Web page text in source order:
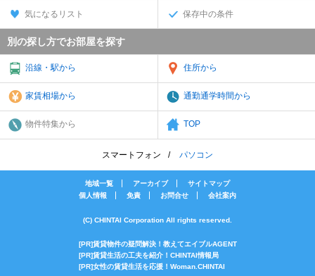
気になるリスト 保存中の条件
別の探し方でお部屋を探す
沿線・駅から 住所から
家賃相場から 通勤通学時間から
物件特集から TOP
スマートフォン パソコン
地域一覧 アーカイブ
サイトマップ
個人情報
免責 お問合せ 会社案内
(C) CHINTAI Corporation All rights reserved.
[PR]賃貸物件の疑問解決！教えてエイブルAGENT
[PR]賃貸生活の工夫を紹介！CHINTAI情報局
[PR]女性の賃貸生活を応援！Woman.CHINTAI